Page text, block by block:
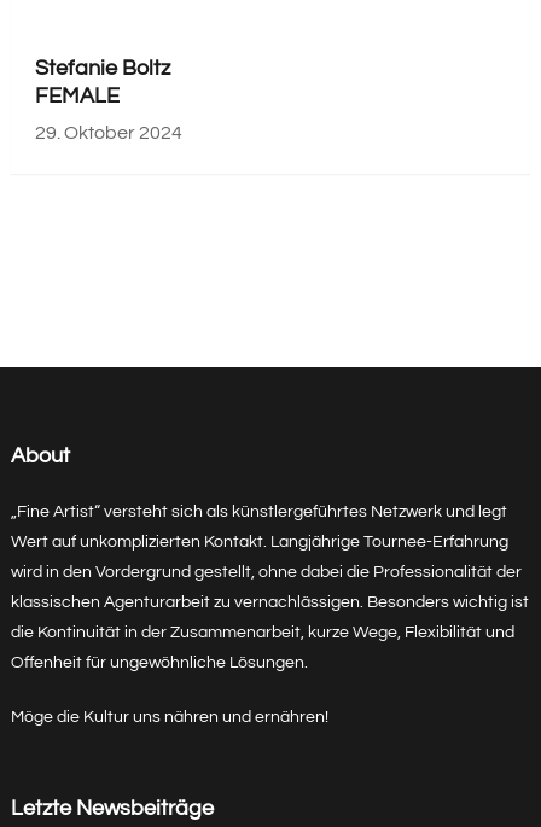
Stefanie Boltz
FEMALE
29. Oktober 2024
About
„Fine Artist“ versteht sich als künstlergeführtes Netzwerk und legt
Wert auf unkomplizierten Kontakt. Langjährige Tournee-Erfahrung
wird in den Vordergrund gestellt, ohne dabei die Professionalität der
klassischen Agenturarbeit zu vernachlässigen. Besonders wichtig ist
die Kontinuität in der Zusammenarbeit, kurze Wege, Flexibilität und
Offenheit für ungewöhnliche Lösungen.
Möge die Kultur uns nähren und ernähren!
Letzte Newsbeiträge